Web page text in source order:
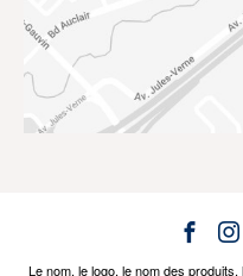
Le nom, le logo, le nom des